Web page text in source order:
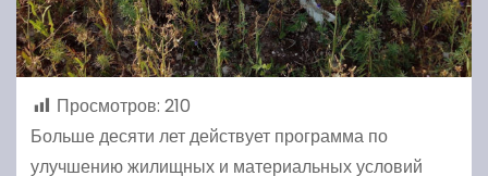
Просмотров: 210
Больше десяти лет действует программа по
улучшению жилищных и материальных условий